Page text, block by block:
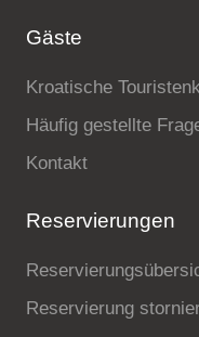
Gäste
Kroatische
Häufig gestellte
Kontakt
Reservierungen
Reservierung